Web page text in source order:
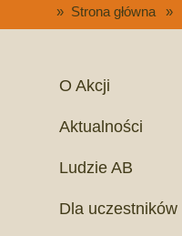
» Strona główna »
O Akcji
Aktualności
Ludzie AB
Dla uczestników